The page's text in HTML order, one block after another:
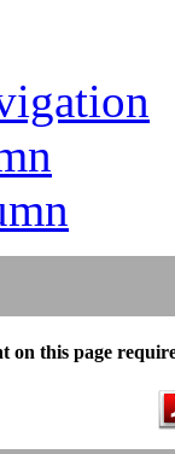
on this page